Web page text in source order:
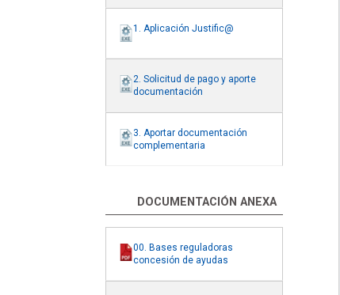
1. Aplicación Justific@
2. Solicitud de pago y aporte
documentación
3. Aportar documentación
complementaria
DOCUMENTACIÓN ANEXA
00. Bases reguladoras
concesión de ayudas